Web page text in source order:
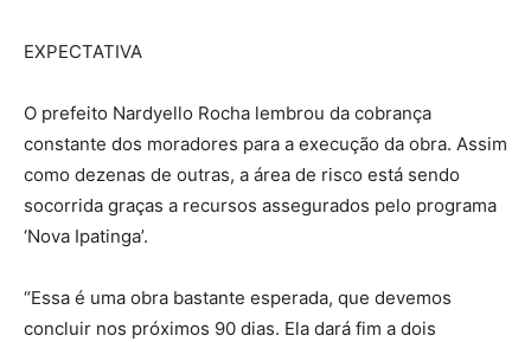
EXPECTATIVA
O prefeito Nardyello Rocha lembrou da cobrança
constante dos moradores para a execução da obra. Assim
como dezenas de outras, a área de risco está sendo
socorrida graças a recursos assegurados pelo programa
‘Nova Ipatinga’.
“Essa é uma obra bastante esperada, que devemos
concluir nos próximos 90 dias. Ela dará fim a dois